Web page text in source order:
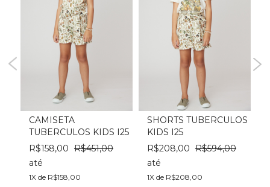
CAMISETA
TUBERCULOS KIDS I25
R$158,00 R$451,00
até
1X de R$158,00
SHORTS TUBERCULOS
KIDS I25
R$208,00 R$594,00
até
1X de R$208,00